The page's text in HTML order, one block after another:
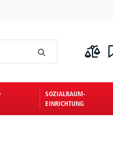
SOZIALRAUM-
EINRICHTUNG